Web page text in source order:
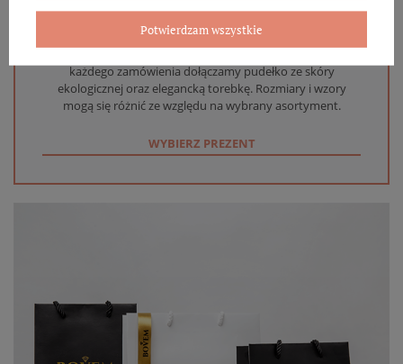
Biżuterię i zegarki zakupione w sklepie internetowym
każdego zamówienia dołączamy pudełko ze skóry
ekologicznej oraz elegancką torebkę. Rozmiary i wzory
mogą się różnić ze względu na wybrany asortyment.
WYBIERZ PREZENT
Potwierdzam wszystkie